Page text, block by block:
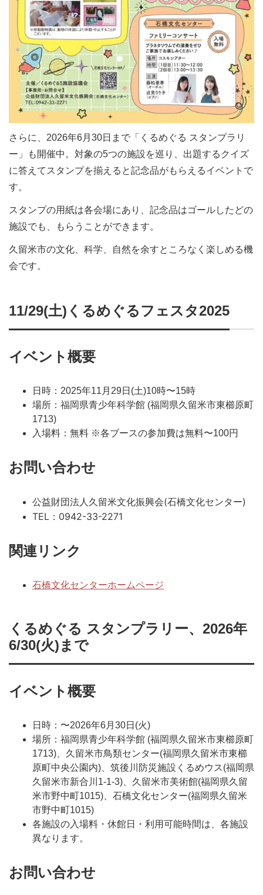
さらに、2026年6月30日まで「くるめぐる スタンプラリ
ー」も開催中。対象の5つの施設を巡り、出題するクイズ
に答えてスタンプを揃えると記念品がもらえるイベントで
す。
スタンプの用紙は各会場にあり、記念品はゴールしたどの
施設でも、もらうことができます。
久留米市の文化、科学、自然を余すところなく楽しめる機
会です。
11/29(土)くるめぐるフェスタ2025
イベント概要
日時：2025年11月29日(土)10時〜15時
場所：福岡県青少年科学館 (福岡県久留米市東櫛原町
1713)
入場料：無料 ※各ブースの参加費は無料〜100円
お問い合わせ
公益財団法人久留米文化振興会(石橋文化センター)
TEL：0942-33-2271
関連リンク
石橋文化センターホームページ
くるめぐる スタンプラリー、2026年
6/30(火)まで
イベント概要
日時：〜2026年6月30日(火)
場所：福岡県青少年科学館 (福岡県久留米市東櫛原町
1713)、久留米市鳥類センター(福岡県久留米市東櫛
原町中央公園内)、筑後川防災施設くるめウス(福岡県
久留米市新合川1-1-3)、久留米市美術館(福岡県久留
米市野中町1015)、石橋文化センター(福岡県久留米
市野中町1015)
各施設の入場料・休館日・利用可能時間は、各施設
異なります。
お問い合わせ